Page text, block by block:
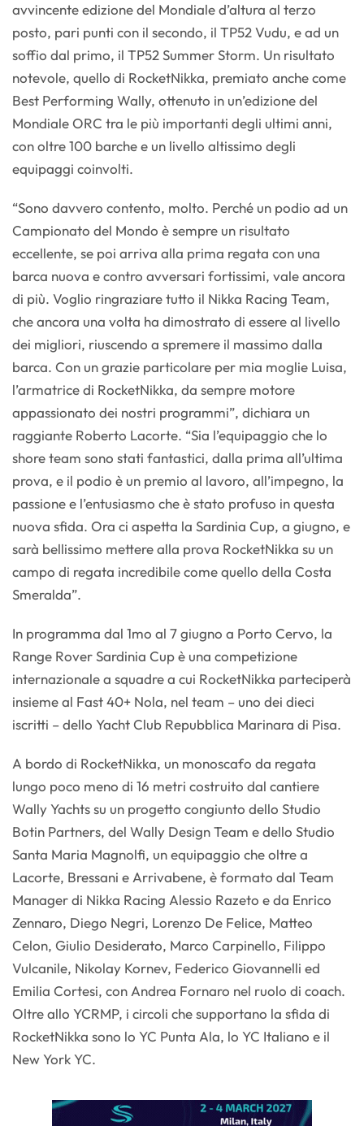
avvincente edizione del Mondiale d’altura al terzo
posto, pari punti con il secondo, il TP52 Vudu, e ad un
soffio dal primo, il TP52 Summer Storm. Un risultato
notevole, quello di RocketNikka, premiato anche come
Best Performing Wally, ottenuto in un’edizione del
Mondiale ORC tra le più importanti degli ultimi anni,
con oltre 100 barche e un livello altissimo degli
equipaggi coinvolti.
“Sono davvero contento, molto. Perché un podio ad un
Campionato del Mondo è sempre un risultato
eccellente, se poi arriva alla prima regata con una
barca nuova e contro avversari fortissimi, vale ancora
di più. Voglio ringraziare tutto il Nikka Racing Team,
che ancora una volta ha dimostrato di essere al livello
dei migliori, riuscendo a spremere il massimo dalla
barca. Con un grazie particolare per mia moglie Luisa,
l’armatrice di RocketNikka, da sempre motore
appassionato dei nostri programmi”, dichiara un
raggiante Roberto Lacorte. “Sia l’equipaggio che lo
shore team sono stati fantastici, dalla prima all’ultima
prova, e il podio è un premio al lavoro, all’impegno, la
passione e l’entusiasmo che è stato profuso in questa
nuova sfida. Ora ci aspetta la Sardinia Cup, a giugno, e
sarà bellissimo mettere alla prova RocketNikka su un
campo di regata incredibile come quello della Costa
Smeralda”.
In programma dal 1mo al 7 giugno a Porto Cervo, la
Range Rover Sardinia Cup è una competizione
internazionale a squadre a cui RocketNikka parteciperà
insieme al Fast 40+ Nola, nel team – uno dei dieci
iscritti – dello Yacht Club Repubblica Marinara di Pisa.
A bordo di RocketNikka, un monoscafo da regata
lungo poco meno di 16 metri costruito dal cantiere
Wally Yachts su un progetto congiunto dello Studio
Botin Partners, del Wally Design Team e dello Studio
Santa Maria Magnolfi, un equipaggio che oltre a
Lacorte, Bressani e Arrivabene, è formato dal Team
Manager di Nikka Racing Alessio Razeto e da Enrico
Zennaro, Diego Negri, Lorenzo De Felice, Matteo
Celon, Giulio Desiderato, Marco Carpinello, Filippo
Vulcanile, Nikolay Kornev, Federico Giovannelli ed
Emilia Cortesi, con Andrea Fornaro nel ruolo di coach.
Oltre allo YCRMP, i circoli che supportano la sfida di
RocketNikka sono lo YC Punta Ala, lo YC Italiano e il
New York YC.